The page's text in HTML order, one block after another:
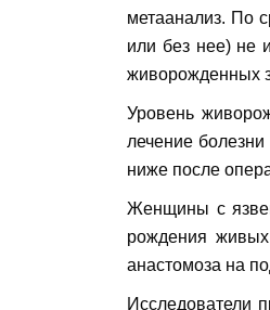
метаанализ. По
или без нее) не
живорожденных
Уровень
лечение
ниже после
Женщины с
рождения
анастомоза на
Исследователи